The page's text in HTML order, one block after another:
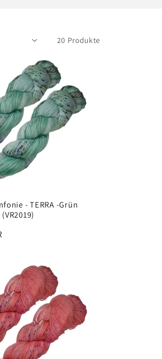
20 Produkte
- TERRA -Grün